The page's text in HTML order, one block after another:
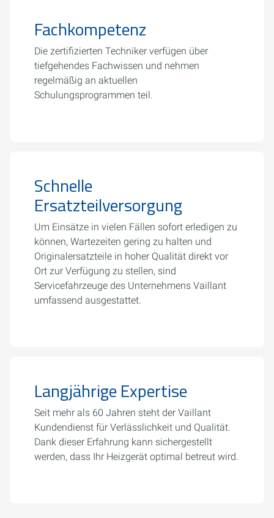
Fachkompetenz
Die zertifizierten Techniker verfügen über
tiefgehendes Fachwissen und nehmen
regelmäßig an aktuellen
Schulungsprogrammen teil.
Schnelle
Ersatzteilversorgung
Um Einsätze in vielen Fällen sofort erledigen zu
können, Wartezeiten gering zu halten und
Originalersatzteile in hoher Qualität direkt vor
Ort zur Verfügung zu stellen, sind
Servicefahrzeuge des Unternehmens Vaillant
umfassend ausgestattet.
Langjährige Expertise
Seit mehr als 60 Jahren steht der Vaillant
Kundendienst für Verlässlichkeit und Qualität.
Dank dieser Erfahrung kann sichergestellt
werden, dass Ihr Heizgerät optimal betreut wird.